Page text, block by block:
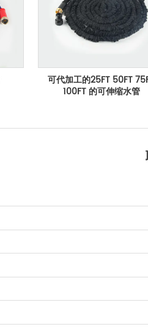
可代加工的25FT 50FT
100FT 的可伸缩水管